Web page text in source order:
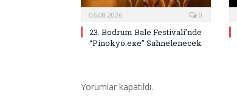
06.08.2026 0
23. Bodrum Bale Festivali’nde
“Pinokyo.exe” Sahnelenecek
Yorumlar kapatıldı.